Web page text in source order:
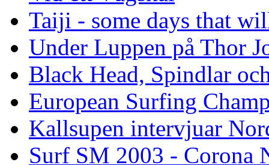
Taiji - some days that
Under Luppen på Thor
Black Head, Spindlar
European Surfing
Kallsupen intervjuar
Surf SM 2003 - Corona